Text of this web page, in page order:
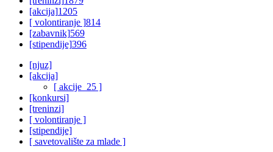
[akcija]1205
[ volontiranje ]814
[zabavnik]569
[stipendije]396
[njuz]
[akcija]
[ akcije_25 ]
[konkursi]
[treninzi]
[ volontiranje ]
[stipendije]
[ savetovalište za mlade ]